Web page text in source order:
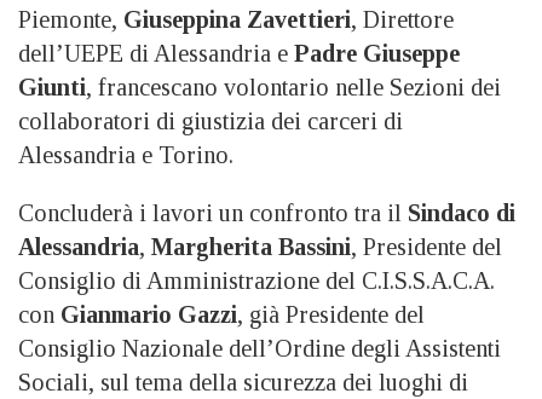
Piemonte, Giuseppina Zavettieri, Direttore
dell’UEPE di Alessandria e Padre Giuseppe
Giunti, francescano volontario nelle Sezioni dei
collaboratori di giustizia dei carceri di
Alessandria e Torino.
Concluderà i lavori un confronto tra il Sindaco di
Alessandria, Margherita Bassini, Presidente del
Consiglio di Amministrazione del C.I.S.S.A.C.A.
con Gianmario Gazzi, già Presidente del
Consiglio Nazionale dell’Ordine degli Assistenti
Sociali, sul tema della sicurezza dei luoghi di